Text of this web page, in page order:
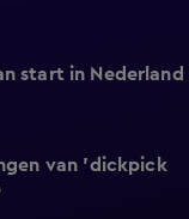
start in Nederland
van 'dickpick